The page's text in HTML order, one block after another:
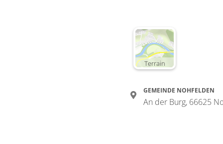
Terrain
GEMEINDE NOHFELDEN
An der Burg, 66625